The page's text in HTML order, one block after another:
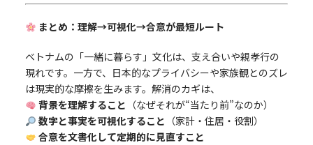
まとめ：理解→可視化→合意が最短ルート
ベトナムの「一緒に暮らす」文化は、支え合いや親孝行の
現れです。一方で、日本的なプライバシーや家族観とのズレ
は現実的な摩擦を生みます。解消のカギは、
背景を理解すること （なぜそれが“当たり前”なのか）
数字と事実を可視化すること （家計・住居・役割）
合意を文書化して定期的に見直すこと